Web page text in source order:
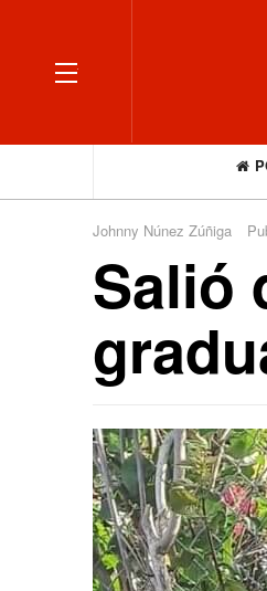
OFF CANVAS
Johnny Núnez Zúñiga
Salió